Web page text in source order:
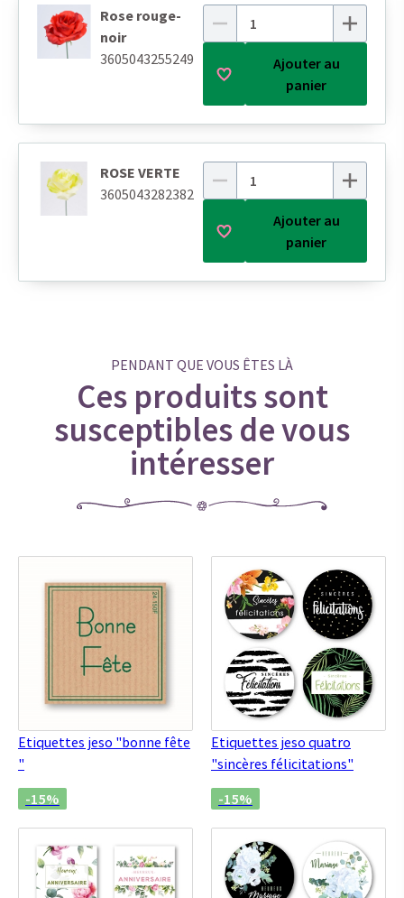
Rose rouge-
noir
3605043255249
Ajouter au
panier
ROSE VERTE
3605043282382
Ajouter au
panier
PENDANT QUE VOUS ÊTES LÀ
Ces produits sont
susceptibles de vous
intéresser
Etiquettes jeso "bonne fête
"
-15%
Etiquettes jeso quatro
"sincères félicitations"
-15%